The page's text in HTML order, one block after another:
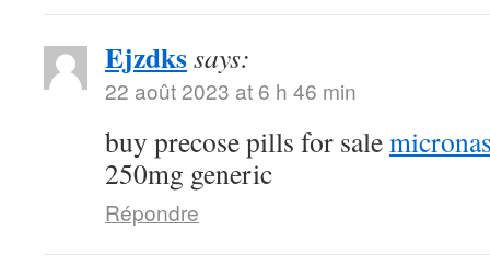
Ejzdkssays:
22 août 2023 at 6 h 46 min
buy precose pills for sale
250mg generic
Répondre